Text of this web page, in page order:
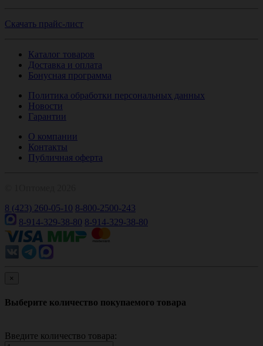
Скачать прайс-лист
Каталог товаров
Доставка и оплата
Бонусная программа
Политика обработки персональных данных
Новости
Гарантии
О компании
Контакты
Публичная оферта
8 (423) 260-05-10 8-800-2500-243
8-914-329-38-80 8-914-329-38-80
×
Выберите количество покупаемого товара
Введите количество товара: